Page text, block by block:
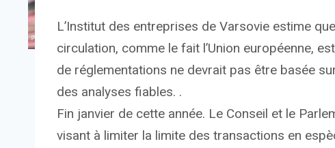
L’Institut des entreprises de Varsovie estime
circulation, comme le fait l’Union européenne,
de réglementations ne devrait pas être basée
des analyses fiables. .
Fin janvier de cette année. Le Conseil et le
visant à limiter la limite des transactions en